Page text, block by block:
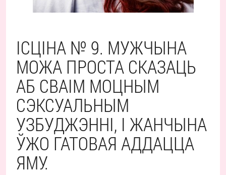
ІСЦІНА № 9. МУЖЧЫНА
МОЖА ПРОСТА СКАЗАЦЬ
АБ СВАІМ МОЦНЫМ
СЭКСУАЛЬНЫМ
УЗБУДЖЭННІ, І ЖАНЧЫНА
ЎЖО ГАТОВАЯ АДДАЦЦА
ЯМУ.